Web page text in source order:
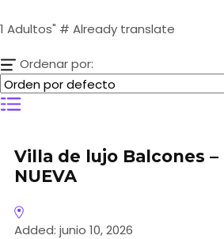
1 Adultos" # Already translate
Ordenar por:
Villa de lujo Balcones –
NUEVA
Added: junio 10, 2026